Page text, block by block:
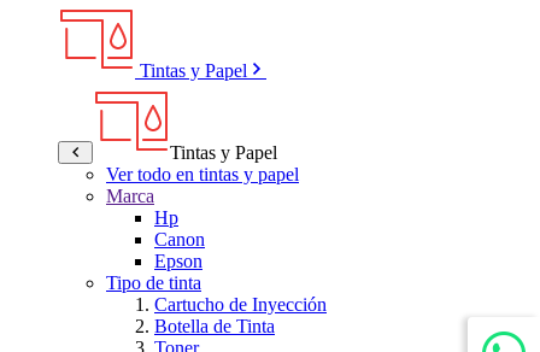
Tintas y Papel
Tintas y Papel
Ver todo en tintas y papel
Marca
Hp
Canon
Epson
Tipo de tinta
Cartucho de Inyección
Botella de Tinta
Toner